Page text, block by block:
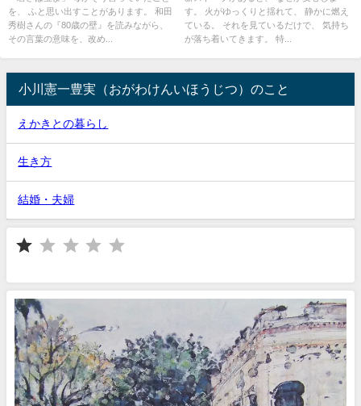
を、 ふと思い出すことがあります。 和田
秀樹さんの『80歳の壁』を読みながら、
その言葉の意味を、改め...
す。 火がゆっくりと揺れて、 静かに燃え
ている。 それを見ているだけで、 気持ち
が落ち着いてきます。 特...
小川憲一豊実（おがわけんいほうじつ）のこと
えかきとの暮らし
生き方
結婚・夫婦